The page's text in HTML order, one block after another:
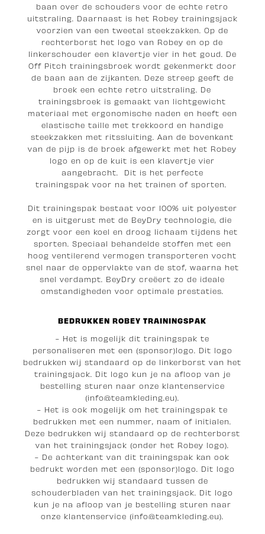
baan over de schouders voor de echte retro
uitstraling. Daarnaast is het Robey trainingsjack
voorzien van een tweetal steekzakken. Op de
rechterborst het logo van Robey en op de
linkerschouder een klavertje vier in het goud. De
Off Pitch trainingsbroek wordt gekenmerkt door
de baan aan de zijkanten. Deze streep geeft de
broek een echte retro uitstraling. De
trainingsbroek is gemaakt van lichtgewicht
materiaal met ergonomische naden en heeft een
elastische taille met trekkoord en handige
steekzakken met ritssluiting. Aan de bovenkant
van de pijp is de broek afgewerkt met het Robey
logo en op de kuit is een klavertje vier
aangebracht. Dit is het perfecte
trainingspak voor na het trainen of sporten.
Dit trainingspak bestaat voor 100% uit polyester
en is uitgerust met de BeyDry technologie, die
zorgt voor een koel en droog lichaam tijdens het
sporten. Speciaal behandelde stoffen met een
hoog ventilerend vermogen transporteren vocht
snel naar de oppervlakte van de stof, waarna het
snel verdampt. BeyDry creëert zo de ideale
omstandigheden voor optimale prestaties.
BEDRUKKEN ROBEY TRAININGSPAK
- Het is mogelijk dit trainingspak te
personaliseren met een (sponsor)logo. Dit logo
bedrukken wij standaard op de linkerborst van het
trainingsjack. Dit logo kun je na afloop van je
bestelling sturen naar onze klantenservice
(info@teamkleding.eu).
- Het is ook mogelijk om het trainingspak te
bedrukken met een nummer, naam of initialen.
Deze bedrukken wij standaard op de rechterborst
van het trainingsjack (onder het Robey logo).
- De achterkant van dit trainingspak kan ook
bedrukt worden met een (sponsor)logo. Dit logo
bedrukken wij standaard tussen de
schouderbladen van het trainingsjack. Dit logo
kun je na afloop van je bestelling sturen naar
onze klantenservice (info@teamkleding.eu).